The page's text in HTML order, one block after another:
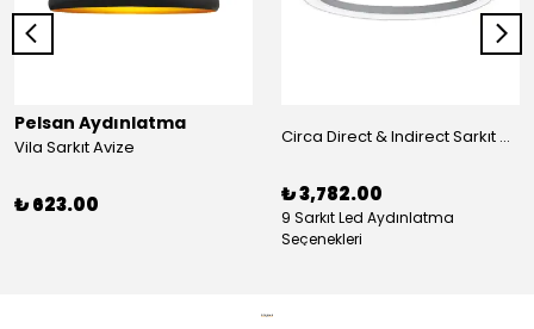
Pelsan Aydınlatma
Vila Sarkıt Avize
₺ 623.00
Circa Direct & Indirect Sarkıt Avize
₺ 3,782.00
9 Sarkıt Led Aydınlatma
Seçenekleri